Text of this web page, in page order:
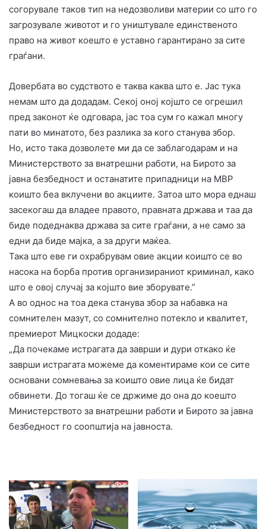
согорувале таков тип на недозволиви материи со што го
загрозувале животот и го уништувале единственото
право на живот коешто е уставно гарантирано за сите
граѓани.
Довербата во судството е таква каква што е. Јас тука
немам што да додадам. Секој оној којшто се огрешил
пред законот ќе одговара, јас тоа сум го кажал многу
пати во минатото, без разлика за кого станува збор.
Но, исто така дозволете ми да се заблагодарам и на
Министерството за внатрешни работи, на Бирото за
јавна безбедност и останатите припадници на МВР
коишто беа вклучени во акциите. Затоа што мора еднаш
засекогаш да владее правото, правната држава и таа да
биде подеднаква држава за сите граѓани, а не само за
едни да биде мајка, а за други маќеа.
Така што еве ги охрабрувам овие акции коишто се во
насока на борба против организираниот криминал, како
што е овој случај за којшто вие зборувате.”
А во однос на тоа дека станува збор за набавка на
сомнителен мазут, со сомнително потекло и квалитет,
премиерот Мицкоски додаде:
„Да почекаме истрагата да заврши и дури откако ќе
заврши истрагата можеме да коментираме кои се сите
основани сомневања за коишто овие лица ќе бидат
обвинети. До тогаш ќе се држиме до она до коешто
Министерството за внатрешни работи и Бирото за јавна
безбедност го соопштија на јавноста.